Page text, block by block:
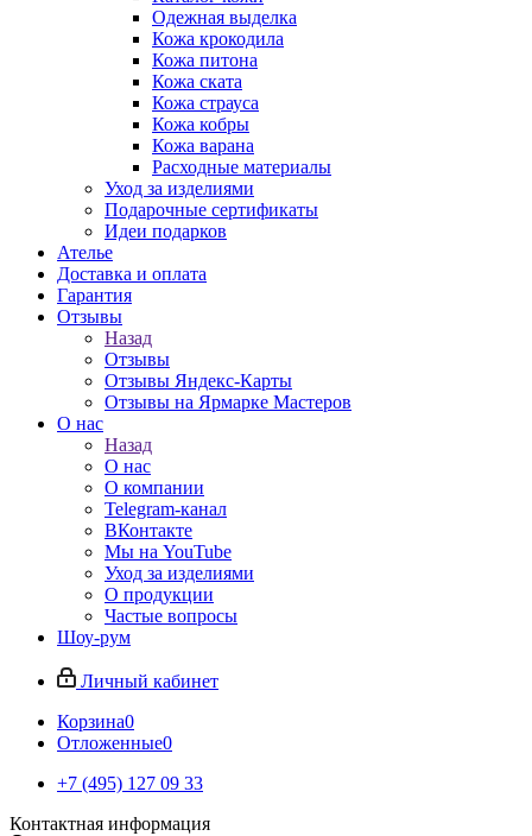
Одежная выделка
Кожа крокодила
Кожа питона
Кожа ската
Кожа страуса
Кожа кобры
Кожа варана
Расходные материалы
Уход за изделиями
Подарочные сертификаты
Идеи подарков
Ателье
Доставка и оплата
Гарантия
Отзывы
Назад
Отзывы
Отзывы Яндекс-Карты
Отзывы на Ярмарке Мастеров
О нас
Назад
О нас
О компании
Telegram-канал
ВКонтакте
Мы на YouTube
Уход за изделиями
О продукции
Частые вопросы
Шоу-рум
Личный кабинет
Корзина0
Отложенные0
+7 (495) 127 09 33
Контактная информация